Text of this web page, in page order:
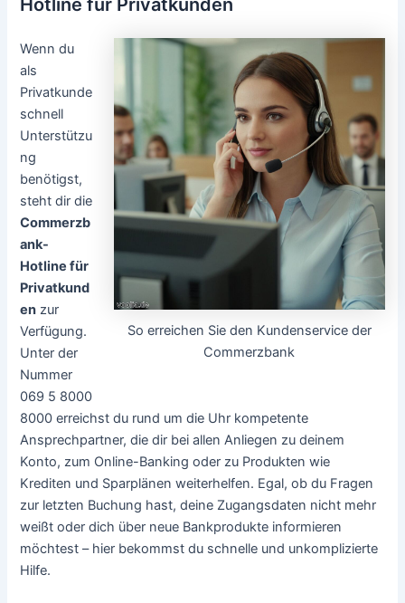
Hotline für Privatkunden
So erreichen Sie den Kundenservice der
Commerzbank
Wenn du
als
Privatkunde
schnell
Unterstützu
ng
benötigst,
steht dir die
Commerzb
ank-
Hotline für
Privatkund
en zur
Verfügung.
Unter der
Nummer
069 5 8000
8000 erreichst du rund um die Uhr kompetente
Ansprechpartner, die dir bei allen Anliegen zu deinem
Konto, zum Online-Banking oder zu Produkten wie
Krediten und Sparplänen weiterhelfen. Egal, ob du Fragen
zur letzten Buchung hast, deine Zugangsdaten nicht mehr
weißt oder dich über neue Bankprodukte informieren
möchtest – hier bekommst du schnelle und unkomplizierte
Hilfe.